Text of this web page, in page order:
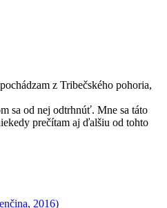
z Tribečského pohoria,
sa od nej odtrhnúť. Mne sa táto
prečítam aj ďalšiu od tohto
2016)